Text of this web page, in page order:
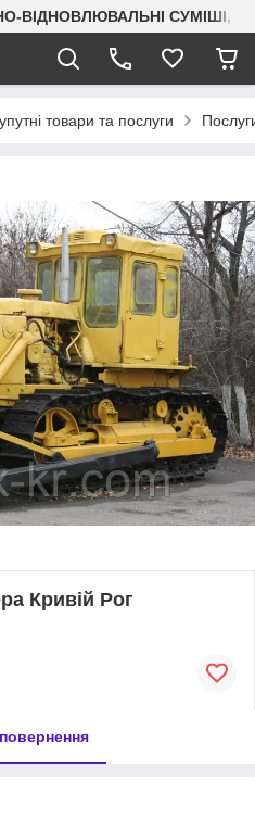
СУМІШІ,
товари та послуги
Кривій Рог